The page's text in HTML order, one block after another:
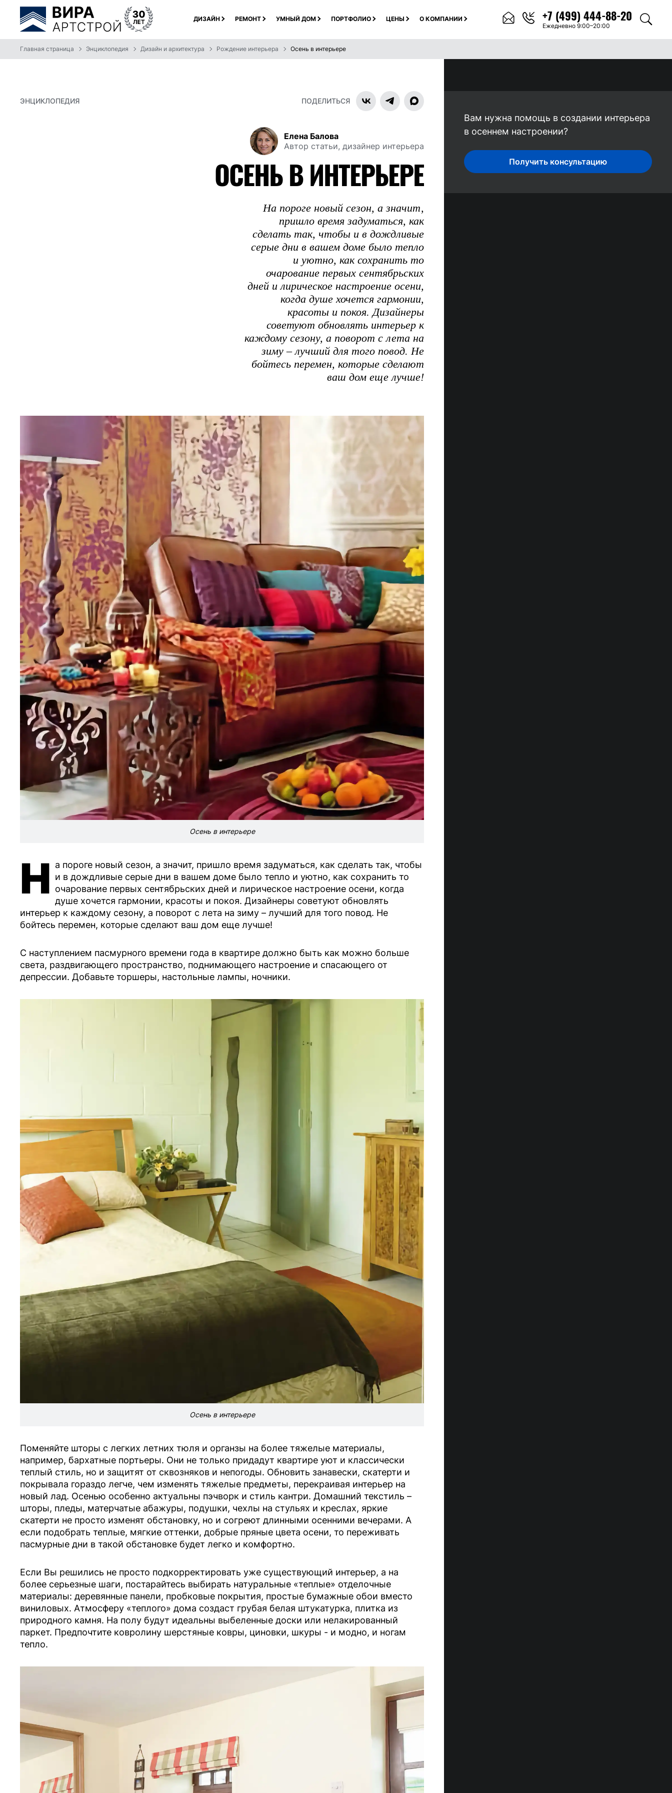
ДИЗАЙН РЕМОНТ УМНЫЙ ДОМ ПОРТФОЛИО ЦЕНЫ О КОМПАНИИ +7 (499) 444-88-20
Ежедневно 9:00–20:00
Главная страница Энциклопедия Дизайн и архитектура Рождение интерьера Осень в интерьере
ЭНЦИКЛОПЕДИЯ ПОДЕЛИТЬСЯ
Елена Балова
Автор статьи, дизайнер интерьера
ОСЕНЬ В ИНТЕРЬЕРЕ
На пороге новый сезон, а значит,
пришло время задуматься, как
сделать так, чтобы и в дождливые
серые дни в вашем доме было тепло
и уютно, как сохранить то
очарование первых сентябрьских
дней и лирическое настроение осени,
когда душе хочется гармонии,
красоты и покоя. Дизайнеры
советуют обновлять интерьер к
каждому сезону, а поворот с лета на
зиму – лучший для того повод. Не
бойтесь перемен, которые сделают
ваш дом еще лучше!
Осень в интерьере
Н а пороге новый сезон, а значит, пришло время задуматься, как сделать так, чтобы
и в дождливые серые дни в вашем доме было тепло и уютно, как сохранить то
очарование первых сентябрьских дней и лирическое настроение осени, когда
душе хочется гармонии, красоты и покоя. Дизайнеры советуют обновлять
интерьер к каждому сезону, а поворот с лета на зиму – лучший для того повод. Не
бойтесь перемен, которые сделают ваш дом еще лучше!
С наступлением пасмурного времени года в квартире должно быть как можно больше
света, раздвигающего пространство, поднимающего настроение и спасающего от
депрессии. Добавьте торшеры, настольные лампы, ночники.
Осень в интерьере
Поменяйте шторы с легких летних тюля и органзы на более тяжелые материалы,
например, бархатные портьеры. Они не только придадут квартире уют и классически
теплый стиль, но и защитят от сквозняков и непогоды. Обновить занавески, скатерти и
покрывала гораздо легче, чем изменять тяжелые предметы, перекраивая интерьер на
новый лад. Осенью особенно актуальны пэчворк и стиль кантри. Домашний текстиль –
шторы, пледы, матерчатые абажуры, подушки, чехлы на стульях и креслах, яркие
скатерти не просто изменят обстановку, но и согреют длинными осенними вечерами. А
если подобрать теплые, мягкие оттенки, добрые пряные цвета осени, то переживать
пасмурные дни в такой обстановке будет легко и комфортно.
Если Вы решились не просто подкорректировать уже существующий интерьер, а на
более серьезные шаги, постарайтесь выбирать натуральные «теплые» отделочные
материалы: деревянные панели, пробковые покрытия, простые бумажные обои вместо
виниловых. Атмосферу «теплого» дома создаст грубая белая штукатурка, плитка из
природного камня. На полу будут идеальны выбеленные доски или нелакированный
паркет. Предпочтите ковролину шерстяные ковры, циновки, шкуры - и модно, и ногам
тепло.
Вам нужна помощь в создании интерьера
в осеннем настроении?
Получить консультацию